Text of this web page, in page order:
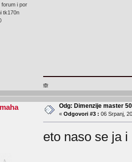
forum i por
tk170n
🙈
Odg: Dimenzije master
« Odgovori #3 : 06 Srpanj,
eto naso se ja